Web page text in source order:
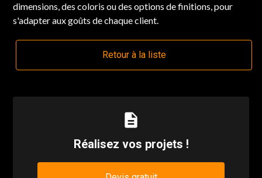
dimensions, des coloris ou des options de finitions, pour
s'adapter aux goûts de chaque client.
Retour à la liste
description
Réalisez vos projets !